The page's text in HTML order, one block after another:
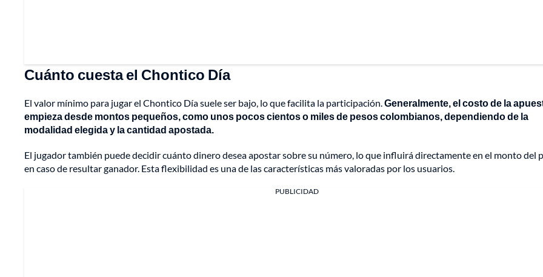
Cuánto cuesta el Chontico Día
El valor mínimo para jugar el Chontico Día suele ser bajo, lo que facilita la participación.Generalmente, el costo de la
empieza desde montos pequeños, como unos pocos cientos o miles de pesos colombianos, dependiendo de la
modalidad elegida y la cantidad apostada.
El jugador también puede decidir cuánto dinero desea apostar sobre su número, lo que influirá directamente en el monto del
en caso de resultar ganador. Esta flexibilidad es una de las características más valoradas por los usuarios.
PUBLICIDAD